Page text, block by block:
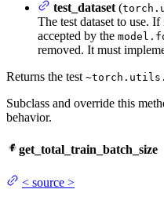
test_dataset (
The test dataset to use. If
accepted by the
removed. It must
Returns the test
Subclass and override this
behavior.
get_total_train_batch_size
< source >